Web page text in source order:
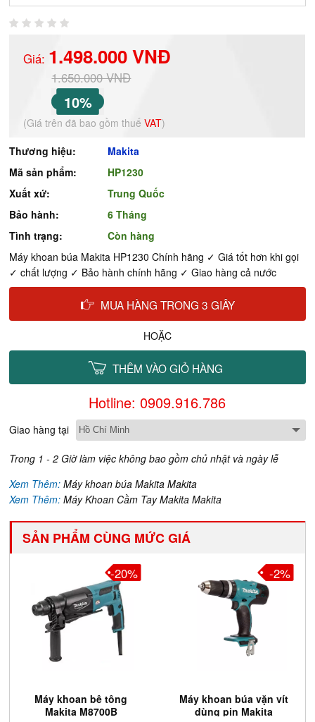
Giá: 1.498.000 VNĐ
1.650.000 VNĐ
10%
(Giá trên đã bao gồm thuếVAT)
Thương hiệu:
Makita
Mã sản phẩm:
HP1230
Xuất xứ:
Trung Quốc
Bảo hành:
6 Tháng
Tình trạng:
Còn hàng
Máy khoan búa Makita HP1230 Chính hãng ✓ Giá tốt hơn khi gọi
✓ chất lượng ✓ Bảo hành chính hãng ✓ Giao hàng cả nước
MUA HÀNG TRONG 3 GIÂY
HOẶC
THÊM VÀO GIỎ HÀNG
Hotline: 0909.916.786
Giao hàng tại
Trong 1 - 2 Giờ làm việc không bao gồm chủ nhật và ngày lễ
Xem Thêm:Máy khoan búa Makita Makita
Xem Thêm:Máy Khoan Cầm Tay Makita Makita
SẢN PHẨM CÙNG MỨC GIÁ
Máy khoan bê tông
Makita M8700B
-20%
Máy khoan búa vặn vít
dùng pin Makita
-2%